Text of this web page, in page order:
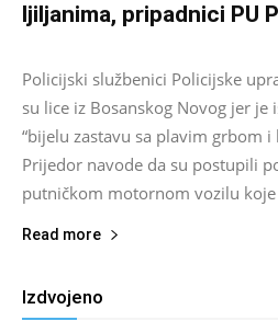
ljiljanima, pripadnici PU
Salim D. - August 7, 2026
Policijski službenici Policijske
su lice iz Bosanskog Novog jer je
“bijelu zastavu sa plavim grbom i
Prijedor navode da su postupili
putničkom motornom vozilu koje
Read more
Izdvojeno